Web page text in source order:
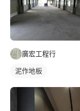
廣宏工程行
泥作地板